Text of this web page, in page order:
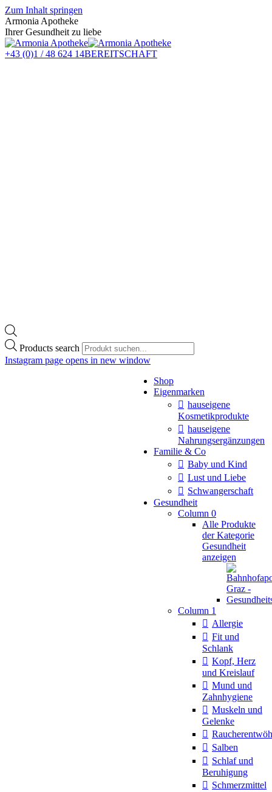
Zum Inhalt springen
Armonia Apotheke
Ihrer Gesundheit zu liebe
+43 (0)1 / 48 624 14BEREITSCHAFT
Products search
Instagram page opens in new window
Shop
Eigenmarken
hauseigene
Kosmetikprodukte
hauseigene
Nahrungsergänzungen
Familie & Co
Baby und Kind
Lust und Liebe
Schwangerschaft
Gesundheit
Column 0
Alle Produkte
der Kategorie
Gesundheit
anzeigen
Column 1
Allergie
Fit und
Schlank
Kopf, Herz
und Kreislauf
Mund und
Zahnhygiene
Muskeln und
Gelenke
Salben
Schlaf und
Beruhigung
Schmerzmittel